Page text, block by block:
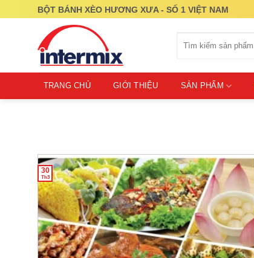
BỘT BÁNH XÈO HƯƠNG XƯA - SỐ 1 VIỆT NAM
kiếm:
TRANG CHỦ GIỚI THIỆU SẢN PHẨM
30
Th3